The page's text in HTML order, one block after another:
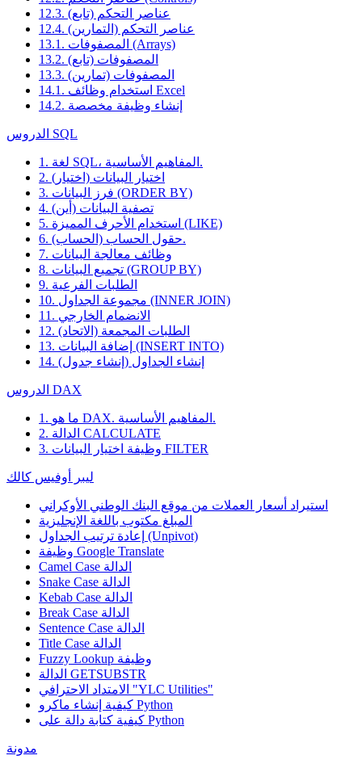
12.3. عناصر التحكم (تابع)
12.4. عناصر التحكم (التمارين)
13.1. المصفوفات (Arrays)
13.2. المصفوفات (تابع)
13.3. المصفوفات (تمارين)
14.1. استخدام وظائف Excel
14.2. إنشاء وظيفة مخصصة
الدروس SQL
1. لغة SQL، المفاهيم الأساسية.
2. اختيار البيانات (اختيار)
3. فرز البيانات (ORDER BY)
4. تصفية البيانات (أين)
5. استخدام الأحرف المميزة (LIKE)
6. حقول الحساب (الحساب).
7. وظائف معالجة البيانات
8. تجميع البيانات (GROUP BY)
9. الطلبات الفرعية
10. مجموعة الجداول (INNER JOIN)
11. الانضمام الخارجي
12. الطلبات المجمعة (الاتحاد)
13. إضافة البيانات (INSERT INTO)
14. إنشاء الجداول (إنشاء جدول)
الدروس DAX
1. ما هو DAX. المفاهيم الأساسية.
2. الدالة CALCULATE
3. وظيفة اختيار البيانات FILTER
ليبر أوفيس كالك
استيراد أسعار العملات من موقع البنك الوطني الأوكراني
المبلغ مكتوب باللغة الإنجليزية
إعادة ترتيب الجداول (Unpivot)
Google Translate
Camel Case الدالة
Snake Case الدالة
Kebab Case الدالة
Break Case الدالة
Sentence Case الدالة
Title Case الدالة
Fuzzy Lookup وظيفة
الدالة GETSUBSTR
الامتداد الاحترافي "YLC Utilities"
كيفية إنشاء ماكرو Python
كيفية كتابة دالة على Python
مدونة